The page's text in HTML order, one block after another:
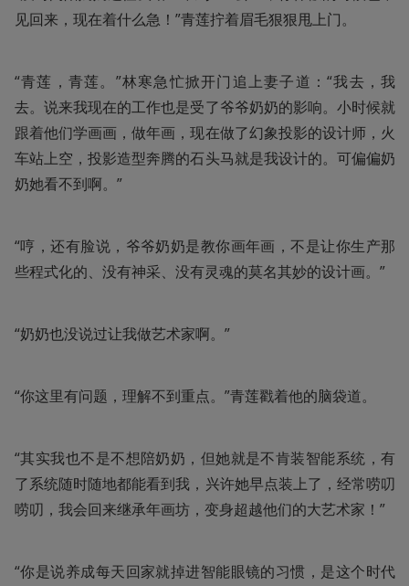
见回来，现在着什么急！”青莲拧着眉毛狠狠甩上门。
“青莲，青莲。”林寒急忙掀开门追上妻子道：“我去，我
去。说来我现在的工作也是受了爷爷奶奶的影响。小时候就
跟着他们学画画，做年画，现在做了幻象投影的设计师，火
车站上空，投影造型奔腾的石头马就是我设计的。可偏偏奶
奶她看不到啊。”
“哼，还有脸说，爷爷奶奶是教你画年画，不是让你生产那
些程式化的、没有神采、没有灵魂的莫名其妙的设计画。”
“奶奶也没说过让我做艺术家啊。”
“你这里有问题，理解不到重点。”青莲戳着他的脑袋道。
“其实我也不是不想陪奶奶，但她就是不肯装智能系统，有
了系统随时随地都能看到我，兴许她早点装上了，经常唠叨
唠叨，我会回来继承年画坊，变身超越他们的大艺术家！”
“你是说养成每天回家就掉进智能眼镜的习惯，是这个时代